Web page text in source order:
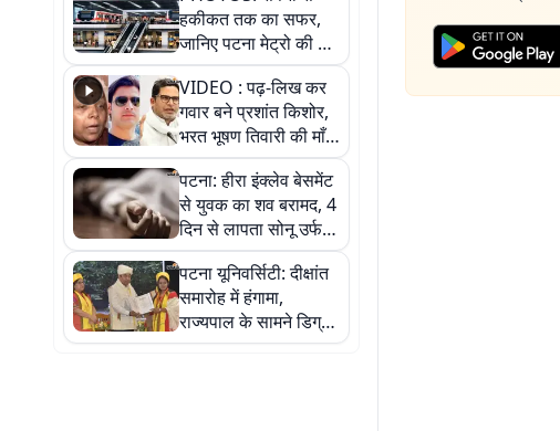
हकीकत तक का सफर,
जानिए पटना मेट्रो की पूरी
कहानी
VIDEO : पढ़-लिख कर
गवार बने प्रशांत किशोर,
भरत भूषण तिवारी की माँ ने
कहा नहीं थी उम्मीद, बेटा
था तो किसी को बोलने की
नहीं थी हिम्मत
पटना: हीरा इंक्लेव बेसमेंट
से युवक का शव बरामद, 4
दिन से लापता सोनू उर्फ
शुक्ला की संदिग्ध मौत
पटना यूनिवर्सिटी: दीक्षांत
समारोह में हंगामा,
राज्यपाल के सामने डिग्री
की मांग पर अड़े छात्र,